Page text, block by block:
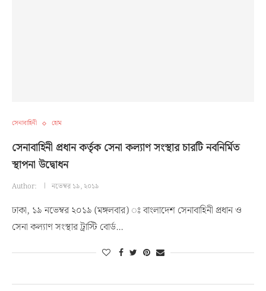
সেনাবাহিনী হোম
সেনাবাহিনী প্রধান কর্তৃক সেনা কল্যাণ সংস্থার চারটি নবনির্মিত
স্থাপনা উদ্বোধন
Author: নভেম্বর ১৯, ২০১৯
ঢাকা, ১৯ নভেম্বর ২০১৯ (মঙ্গলবার) ঃ বাংলাদেশ সেনাবাহিনী প্রধান ও
সেনা কল্যাণ সংস্থার ট্রাস্টি বোর্ড…